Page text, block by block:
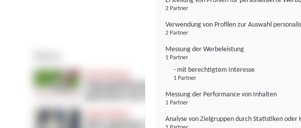
2 Partner
Verwendung von Profilen zur Auswahl
2 Partner
Messung der Werbeleistung
1 Partner
- mit berechtigtem Interesse
1 Partner
Messung der Performance von Inhalten
1 Partner
Analyse von Zielgruppen durch Statistiken